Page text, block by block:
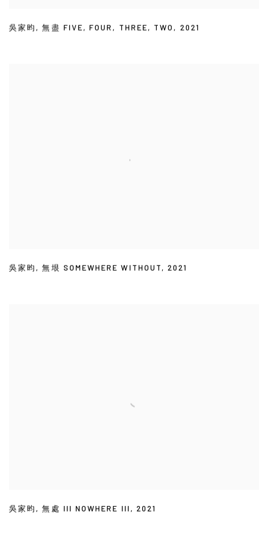
吳家昀 ,無盡 FIVE,FOUR , THREE, TWO , 2021
吳家昀 ,無垠 SOMEWHERE WITHOUT,2021
吳家昀 ,無處 III NOWHERE III ,2021